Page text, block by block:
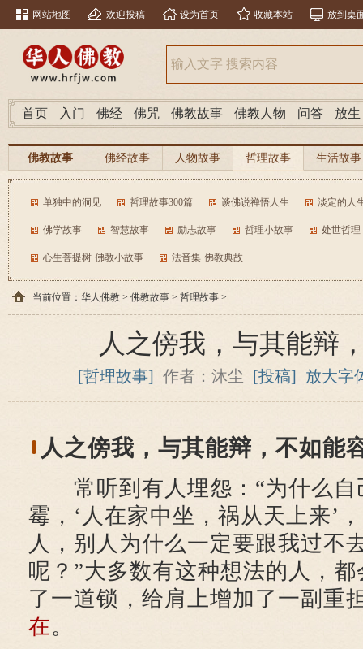
网站地图 欢迎投稿 设为首页 收藏本站 放到桌
首页 入门 佛经 佛咒 佛教故事 佛教人物 问答 放生
佛教故事 佛经故事 人物故事 哲理故事 生活故事
单独中的洞见 哲理故事300篇 谈佛说禅悟人生 淡定的人
佛学故事 智慧故事 励志故事 哲理小故事 处世哲理
心生菩提树·佛教小故事 法音集·佛教典故
当前位置： 华人佛教 > 佛教故事 > 哲理故事 >
人之傍我，与其能辩
[哲理故事] 作者：沐尘 [投稿] 放大字
人之傍我，与其能辩，不如能
常听到有人埋怨：“为什么自
霉，‘人在家中坐，祸从天上来’
人，别人为什么一定要跟我过不
呢？”大多数有这种想法的人，
了一道锁，给肩上增加了一副重
在。